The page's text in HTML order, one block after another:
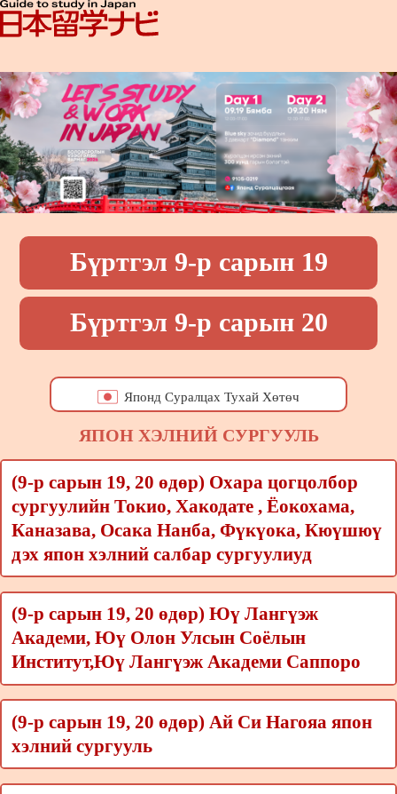
Бүртгэл 9-р сарын 19
Бүртгэл 9-р сарын 20
Японд Суралцах Тухай Хөтөч
ЯПОН ХЭЛНИЙ СУРГУУЛЬ
(9-р сарын 19, 20 өдөр) Охара цогцолбор
сургуулийн Токио, Хакодате , Ёокохама,
Каназава, Осака Нанба, Фүкүока, Кюүшюү
дэх япон хэлний салбар сургуулиуд
(9-р сарын 19, 20 өдөр) Юү Лангүэж
Академи, Юү Олон Улсын Соёлын
Институт,Юү Лангүэж Академи Саппоро
(9-р сарын 19, 20 өдөр) Ай Си Нагояа япон
хэлний сургууль